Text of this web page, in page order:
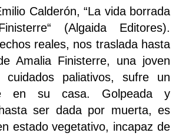
Calderón, “La vida borrada
(Algaida Editores).
reales, nos traslada hasta
Amalia Finisterre, una joven
cuidados paliativos, sufre un
en su casa. Golpeada y
ser dada por muerta, es
estado vegetativo, incapaz de